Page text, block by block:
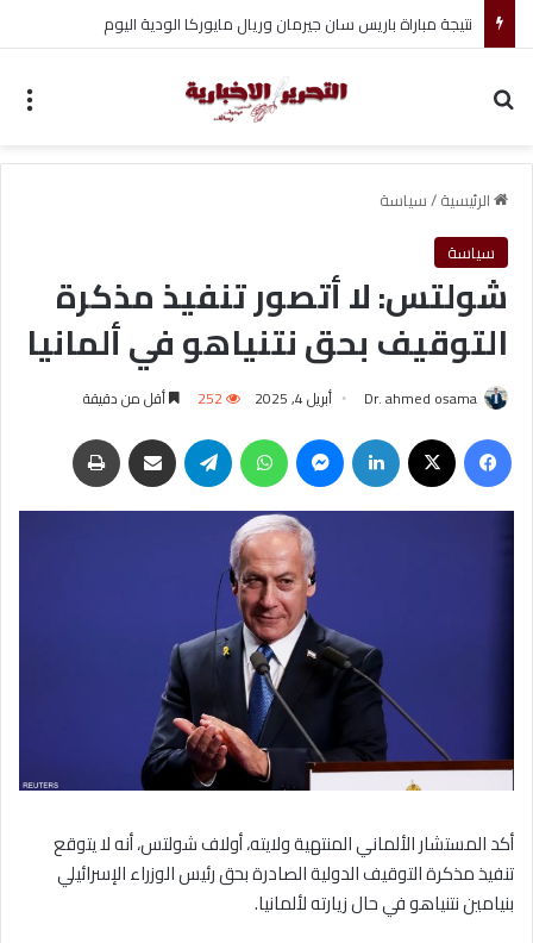
الرئيسية/سياسة
سياسة
شولتس: لا أتصور تنفيذ مذكرة
التوقيف بحق نتنياهو في ألمانيا
Dr. ahmed osama أبريل 4, 2025 252 أقل من دقيقة
أكد المستشار الألماني المنتهية ولايته، أولاف شولتس، أنه لا يتوقع
تنفيذ مذكرة التوقيف الدولية الصادرة بحق رئيس الوزراء الإسرائيلي
بنيامين نتنياهو في حال زيارته لألمانيا.